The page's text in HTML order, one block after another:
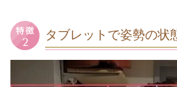
タブレットで姿勢の状